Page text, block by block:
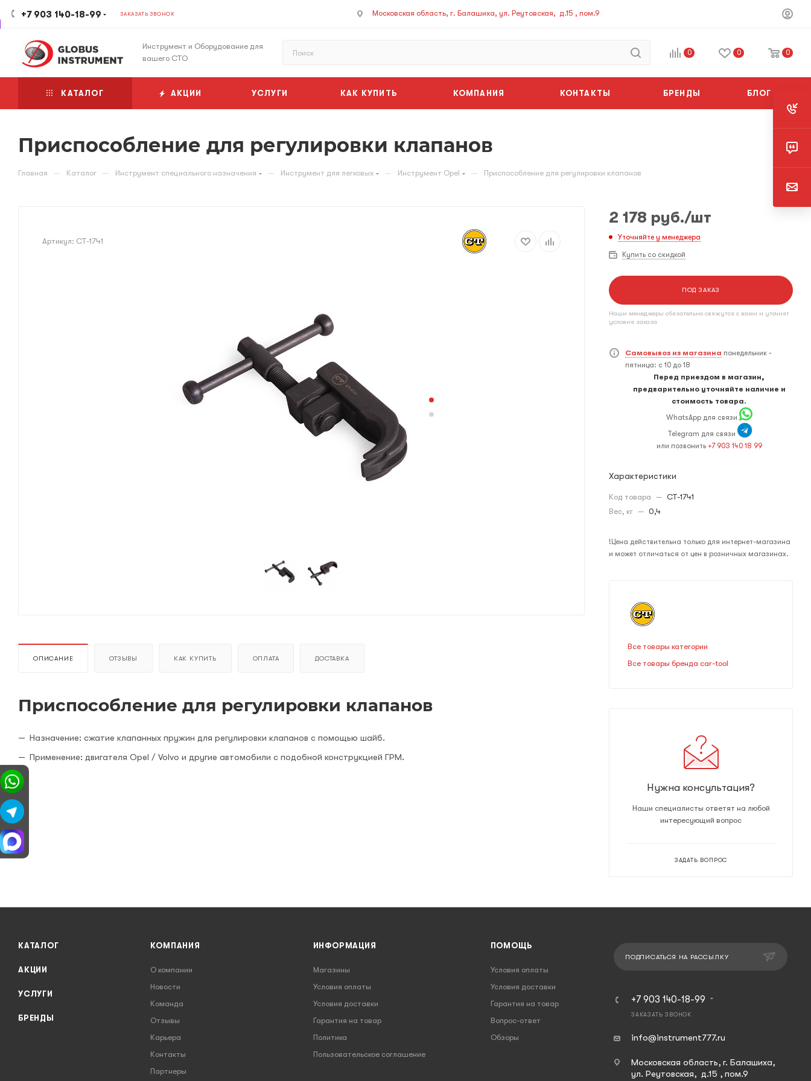
+7 903 140-18-99 ЗАКАЗАТЬ ЗВОНОК Московская область, г. Балашиха, ул. Реутовская, д.15 , пом.9
Инструмент и Оборудование для
вашего СТО
0 0 0
КАТАЛОГ АКЦИИ УСЛУГИ КАК КУПИТЬ КОМПАНИЯ КОНТАКТЫ БРЕНДЫ БЛОГ
Приспособление для регулировки клапанов
Главная — Каталог — Инструмент специального назначения — Инструмент для легковых — Инструмент Opel — Приспособление для регулировки клапанов
Артикул: CT-1741
ОПИСАНИЕ ОТЗЫВЫ КАК КУПИТЬ ОПЛАТА ДОСТАВКА
Приспособление для регулировки клапанов
Назначение: сжатие клапанных пружин для регулировки клапанов с помощью шайб.
Применение: двигателя Opel / Volvo и другие автомобили с подобной конструкцией ГРМ.
2 178 руб./шт
Уточняйте у менеджера
Купить со скидкой
ПОД ЗАКАЗ
Наши менеджеры обязательно свяжутся с вами и уточнят
условия заказа
Самовывоз из магазина понедельник -
пятница: с 10 до 18
Перед приездом в магазин,
предварительно уточняйте наличие и
стоимость товара.
WhatsApp для связи
Telegram для связи
или позвонить +7 903 140 18 99
Характеристики
Код товара — CT-1741
Вес, кг — 0,4
! Цена действительна только для интернет-магазина
и может отличаться от цен в розничных магазинах.
Все товары категории
Все товары бренда car-tool
Нужна консультация?
Наши специалисты ответят на любой
интересующий вопрос
ЗАДАТЬ ВОПРОС
КАТАЛОГ
АКЦИИ
УСЛУГИ
БРЕНДЫ
КОМПАНИЯ
О компании
Новости
Команда
Отзывы
Карьера
Контакты
Партнеры
ИНФОРМАЦИЯ
Магазины
Условия оплаты
Условия доставки
Гарантия на товар
Политика
Пользовательское соглашение
ПОМОЩЬ
Условия оплаты
Условия доставки
Гарантия на товар
Вопрос-ответ
Обзоры
ПОДПИСАТЬСЯ НА РАССЫЛКУ
+7 903 140-18-99
ЗАКАЗАТЬ ЗВОНОК
info@instrument777.ru
Московская область, г. Балашиха,
ул. Реутовская, д.15 , пом.9